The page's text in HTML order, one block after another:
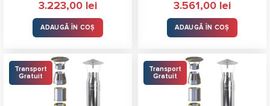
3.223,00 lei
ADAUGĂ ÎN COȘ
3.561,00 lei
ADAUGĂ ÎN COȘ
Transport
Gratuit
Transport
Gratuit